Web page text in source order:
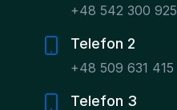
+48 542 300 925
Telefon 2
+48 509 631 415
Telefon 3